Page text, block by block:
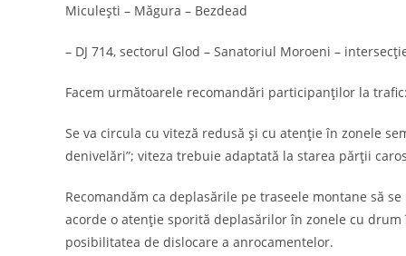
Miculești – Măgura – Bezdead
– DJ 714, sectorul Glod – Sanatoriul Moroeni –
Facem următoarele recomandări participanţilor la trafic:
Se va circula cu viteză redusă și cu atenţie în zonele
denivelări”; viteza trebuie adaptată la starea părţii
Recomandăm ca deplasările pe traseele montane să
acorde o atenţie sporită deplasărilor în zonele cu
posibilitatea de dislocare a anrocamentelor.